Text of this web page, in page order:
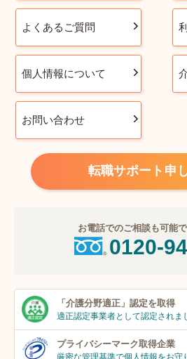
よくあるご質問
個人情報について
お問い合わせ
転職サポート申
お電話でのご相談も可能
0120-
「介護分野適正」 認定を取得
適正認定事業者として認定されま
プライバシーマーク取得企業
厳密な管理基準で個人情報をお守